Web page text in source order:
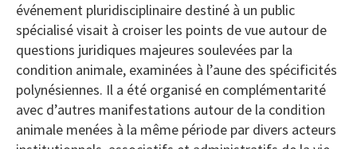
événement pluridisciplinaire destiné à un public
spécialisé visait à croiser les points de vue autour de
questions juridiques majeures soulevées par la
condition animale, examinées à l’aune des spécificités
polynésiennes. Il a été organisé en complémentarité
avec d’autres manifestations autour de la condition
animale menées à la même période par divers acteurs